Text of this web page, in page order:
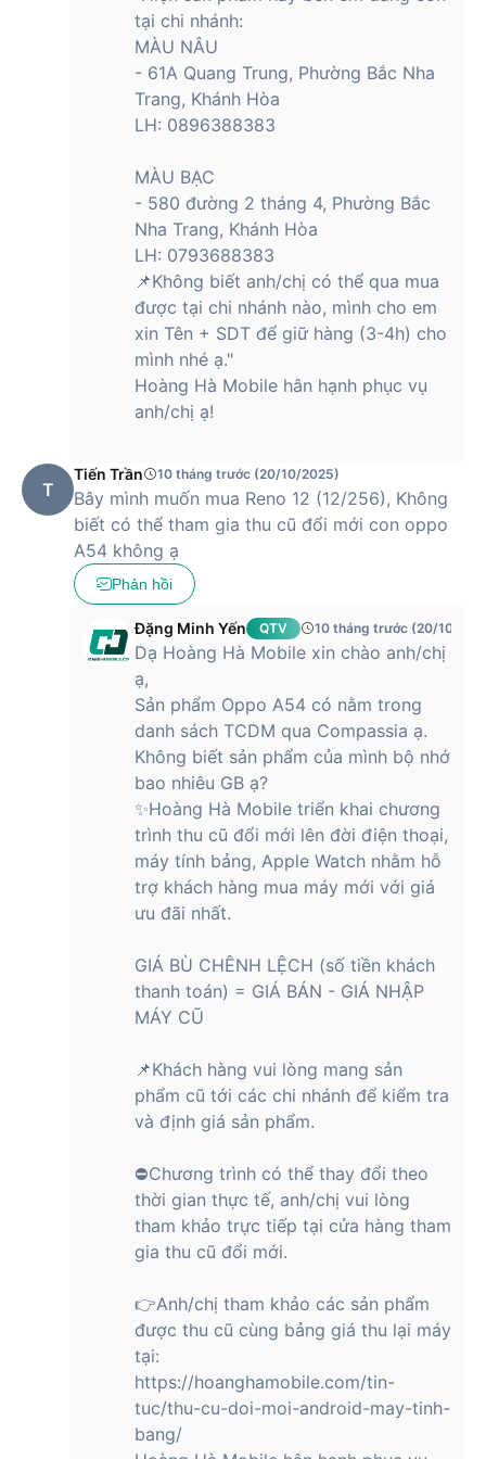
8 cores
Arm Mali-G615
ColorOS 14.1
Dung lượng bộ nhớ
12 GB + 256 GB
Thông số kỹ thuật
UFS 3.1
Thẻ lưu trữ điện
Độ phân giải 3.0
Được hỗ trợ
4880mAh/19.09Wh (Định mức)
5000mAh/19.5Wh (Điển hình)
SUPERVOOC TM 2.0
SUPERVOOC VOOC 3.0
PD2.0 (9V, 1.5A)
Cảm biến
Cảm biến địa từ
Cảm biến tiệm cận trong màn
Cảm biến trọng lực
Con quay hồi chuyển
Đếm bước
Wi-Fi 6 (802.11ax), Wi-Fi 5
(802.11ac), 802.11a/b/g/n;
WLAN 2.4G/WLAN 5G;
Màn hình WLAN;
Kết nối WLAN;
2 × 2 MIMO
Bluetooth 5.4
USB Type C
NFC
Oppo Reno 12 5G
Với sự kết hợp giữa công nghệ tiên tiến, thiết kế đẹp mắt và
dùng hàng ngày.
Thiết kế mỏng nhẹ theo xu hướng hiện đại
Reno 12 5G của Oppo đã có một bước đột phá về ngôn ngữ
thiết kế cho sản phẩm mới của mình. Chiếc điện thoại này có
vẻ ngoài bóng bẩy, hiện đại với mặt trước và mặt sau bằng
kính, được bao quanh bởi các đường cong thanh lịch của
khung hợp kim chắc chắn.
Thiết kế tạo cảm giác cao cấp khi cầm trên tay, với trọng
lượng 177g cân bằng với độ dày khoảng 7,57mm cho thấy độ
bền mà không cồng kềnh.
Mặt sau là sự kết hợp giữa tính năng thiết kế 3D gợn sóng
với lớp hoàn thiện chuyển màu tinh tế bắt sáng đẹp mắt, tạo
tại chi nhánh:
MÀU NÂU
- 61A Quang Trung, Phường Bắc Nha
Trang, Khánh Hòa
LH: 0896388383
MÀU BẠC
- 580 đường 2 tháng 4, Phường Bắc
Nha Trang, Khánh Hòa
LH: 0793688383
📌Không biết anh/chị có thể qua mua
được tại chi nhánh nào, mình cho em
xin Tên + SDT để giữ hàng (3-4h) cho
mình nhé ạ."
Hoàng Hà Mobile hân hạnh phục vụ
anh/chị ạ!
T
Tiến Trần 10 tháng trước (20/10/2025)
Bây mình muốn mua Reno 12 (12/256), Không
biết có thể tham gia thu cũ đổi mới con oppo
A54 không ạ
Phản hồi
Đặng Minh Yến QTV 10 tháng trước (20/10/
Dạ Hoàng Hà Mobile xin chào anh/chị
ạ,
Sản phẩm Oppo A54 có nằm trong
danh sách TCDM qua Compassia ạ.
Không biết sản phẩm của mình bộ nhớ
bao nhiêu GB ạ?
✨Hoàng Hà Mobile triển khai chương
trình thu cũ đổi mới lên đời điện thoại,
máy tính bảng, Apple Watch nhằm hỗ
trợ khách hàng mua máy mới với giá
ưu đãi nhất.
GIÁ BÙ CHÊNH LỆCH (số tiền khách
thanh toán) = GIÁ BÁN - GIÁ NHẬP
MÁY CŨ
📌Khách hàng vui lòng mang sản
phẩm cũ tới các chi nhánh để kiểm tra
và định giá sản phẩm.
⛔Chương trình có thể thay đổi theo
thời gian thực tế, anh/chị vui lòng
tham khảo trực tiếp tại cửa hàng tham
gia thu cũ đổi mới.
👉Anh/chị tham khảo các sản phẩm
được thu cũ cùng bảng giá thu lại máy
tại:
https://hoanghamobile.com/tin-
tuc/thu-cu-doi-moi-android-may-tinh-
bang/